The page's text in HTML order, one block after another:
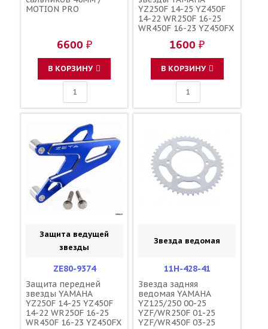
MOTION PRO
6600 ₽
В КОРЗИНУ
YZ250F 14-25 YZ450F
14-22 WR250F 16-25
WR450F 16-23 YZ450FX
YAMAHA 1SL-15421-00-
1600 ₽
В КОРЗИНУ
Защита ведущей
звезды
ZE80-9374
Защита передней
звезды YAMAHA
YZ250F 14-25 YZ450F
14-22 WR250F 16-25
WR450F 16-23 YZ450FX
Звезда ведомая
11H-428-41
Звезда задняя
ведомая YAMAHA
YZ125/250 00-25
YZF/WR250F 01-25
YZF/WR450F 03-25